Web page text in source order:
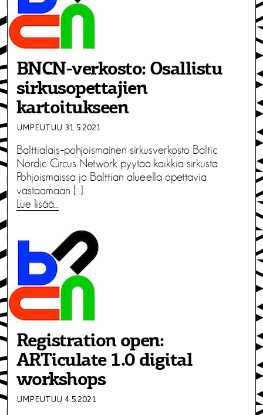
BNCN-verkosto: Osallistu
sirkusopettajien
kartoitukseen
UMPEUTUU 31.5.2021
Balttialais–pohjoismainen sirkusverkosto Baltic
Nordic Circus Network pyytää kaikkia sirkusta
Pohjoismaissa ja Balttian alueella opettavia
vastaamaan […]
Lue lisää…
Registration open:
ARTiculate 1.0 digital
workshops
UMPEUTUU 4.5.2021